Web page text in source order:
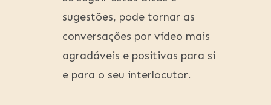
sugestões, pode tornar as
conversações por vídeo mais
agradáveis e positivas para si
e para o seu interlocutor.